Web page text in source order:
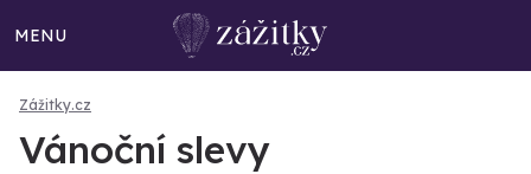
MENU
Zážitky.cz
Vánoční slevy